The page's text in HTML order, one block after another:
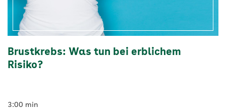
Brustkrebs: Was tun bei erblichem
Risiko?
3:00 min